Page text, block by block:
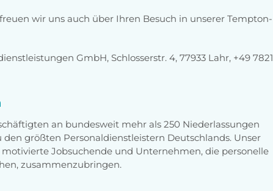
wir uns auch über Ihren Besuch in unserer Tempton-
GmbH, Schlosserstr. 4, 77933 Lahr, +49 7821
an bundesweit mehr als 250 Niederlassungen
größten Personaldienstleistern Deutschlands. Unser
Jobsuchende und Unternehmen, die personelle
zusammenzubringen.